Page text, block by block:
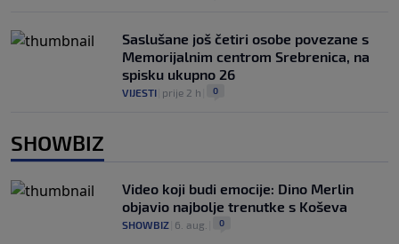
Saslušane još četiri osobe povezane s
Memorijalnim centrom Srebrenica, na
spisku ukupno 26
VIJESTI prije 2 h 0
SHOWBIZ
Video koji budi emocije: Dino Merlin
objavio najbolje trenutke s Koševa
SHOWBIZ 6. aug. 0